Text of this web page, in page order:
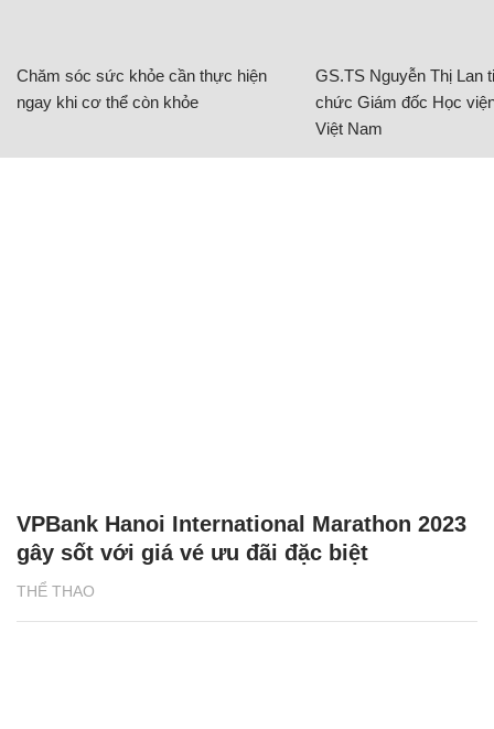
Chăm sóc sức khỏe cần thực hiện
ngay khi cơ thể còn khỏe
GS.TS Nguyễn Thị Lan
chức Giám đốc Học
Việt Nam
THỂ THAO
VPBank Hanoi International Marathon 2023
gây sốt với giá vé ưu đãi đặc biệt